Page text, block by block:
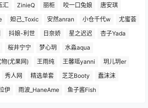
汇 ZinieQ 丽柜 咬一口兔娘
唐安琪
妲己_Toxic 安然anran 小仓千代w
尤蜜荟
抖娘-利世 日奈娇 星之迟迟
杏子Yada
桜井宁宁 梦心玥
水淼aqua
物(尤果网) 王雨纯 王馨瑶yanni
玥儿玥er
秀人网 精选单套 芝芝Booty
蠢沫沫
伊 雨波_HaneAme 鱼子酱Fish